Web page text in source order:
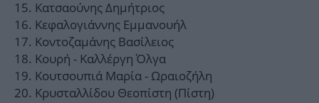
Κατσαούνης Δημήτριος
Κεφαλογιάννης Εμμανουήλ
Κοντοζαμάνης Βασίλειος
Κουρή - Καλλέργη Όλγα
Κουτσουπιά Μαρία - Ωραιοζήλη
Κρυσταλλίδου Θεοπίστη (Πίστη)